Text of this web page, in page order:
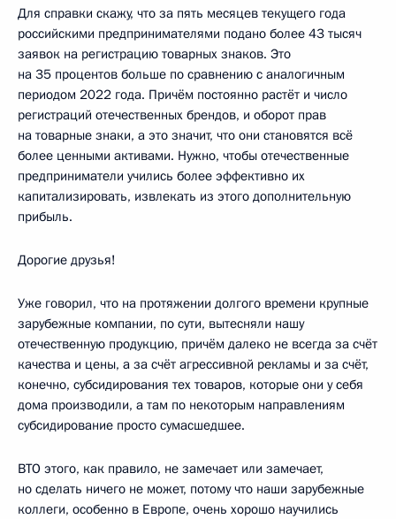
Для справки скажу, что за пять месяцев текущего года
российскими предпринимателями подано более 43 тысяч
заявок на регистрацию товарных знаков. Это
на 35 процентов больше по сравнению с аналогичным
периодом 2022 года. Причём постоянно растёт и число
регистраций отечественных брендов, и оборот прав
на товарные знаки, а это значит, что они становятся всё
более ценными активами. Нужно, чтобы отечественные
предприниматели учились более эффективно их
капитализировать, извлекать из этого дополнительную
прибыль.
Дорогие друзья!
Уже говорил, что на протяжении долгого времени крупные
зарубежные компании, по сути, вытесняли нашу
отечественную продукцию, причём далеко не всегда за счёт
качества и цены, а за счёт агрессивной рекламы и за счёт,
конечно, субсидирования тех товаров, которые они у себя
дома производили, а там по некоторым направлениям
субсидирование просто сумасшедшее.
ВТО этого, как правило, не замечает или замечает,
но сделать ничего не может, потому что наши зарубежные
коллеги, особенно в Европе, очень хорошо научились